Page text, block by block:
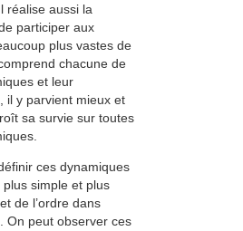
réalise aussi la
participer aux
plus vastes de
chacune de
et leur
il y parvient mieux et
sa survie sur toutes
ces dynamiques
plus simple et plus
de l’ordre dans
On peut observer ces